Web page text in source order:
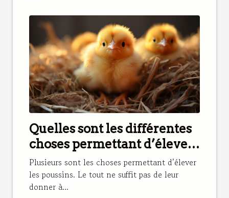
Quelles sont les différentes
choses permettant d’élever
les poussins ?
Plusieurs sont les choses permettant d’élever
les poussins. Le tout ne suffit pas de leur
donner à...